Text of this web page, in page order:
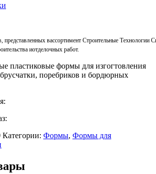
, представленных вассортимент Строительные Технологии
иотделочных работ.
пластиковые формы для изгогтовления
поребриков и бордюрных
Категории: Формы, Формы для